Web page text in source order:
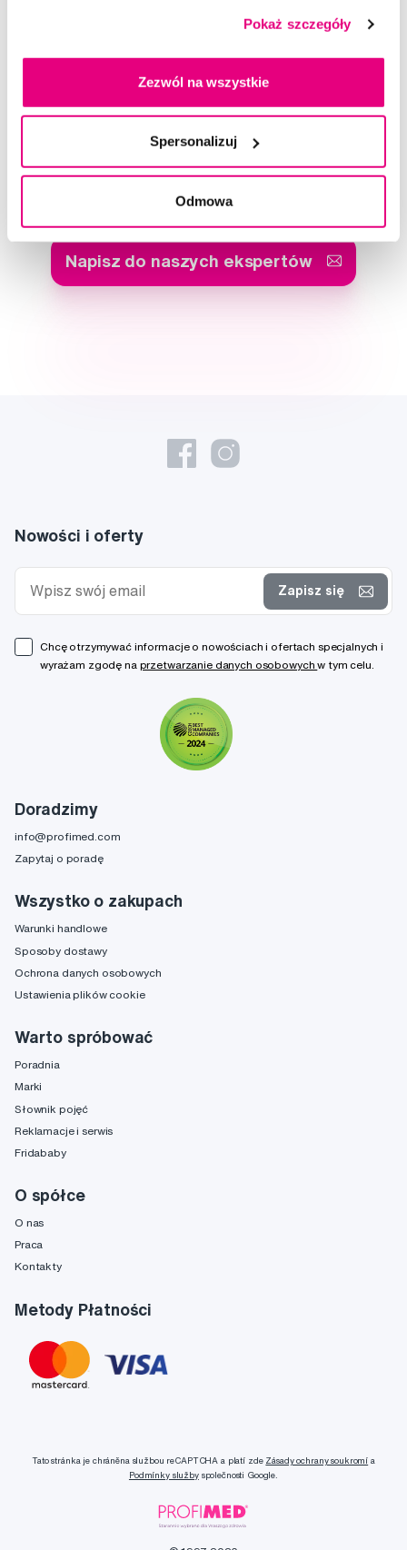
Pokaż szczegóły
Zezwól na wszystkie
Spersonalizuj
Odmowa
Do koszyka
Dostępny > 5 szt
Napisz do naszych ekspertów
Doradzimy
info@profimed.com
Zapytaj o poradę
Wszystko o zakupach
Warunki handlowe
Sposoby dostawy
Ochrona danych osobowych
Ustawienia plików cookie
Warto spróbować
Poradnia
Marki
Słownik pojęć
Reklamacje i serwis
Fridababy
O spółce
O nas
Praca
Kontakty
Metody Płatności
Nowości i oferty
Zapisz się
Chcę otrzymywać informacje o nowościach i ofertach specjalnych i
wyrażam zgodę na przetwarzanie danych osobowychw tym celu.
Tato stránka je chráněna službou reCAPTCHA a platí zde Zásady ochrany soukromí a
Podmínky službyspolečnosti Google.